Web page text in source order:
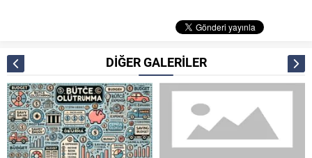
DİĞER GALERİLER